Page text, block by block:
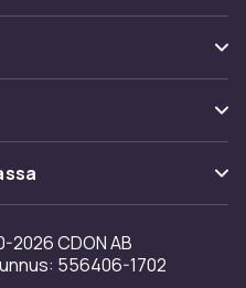
CDON AB
556406-1702